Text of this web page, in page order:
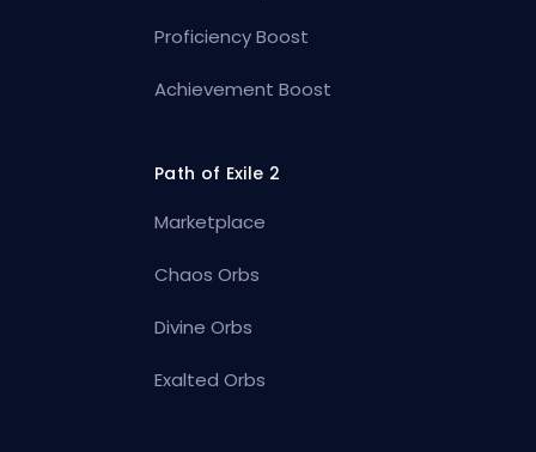
Proficiency Boost
Achievement Boost
Path of Exile 2
Marketplace
Chaos Orbs
Divine Orbs
Exalted Orbs